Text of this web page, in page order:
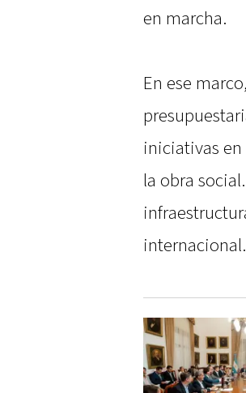
en marcha.
En ese
iniciativas
la obra
internacional.